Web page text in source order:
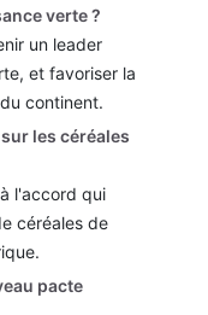
verte ?
un leader
et favoriser la
continent.
les céréales
l'accord qui
céréales de
pacte